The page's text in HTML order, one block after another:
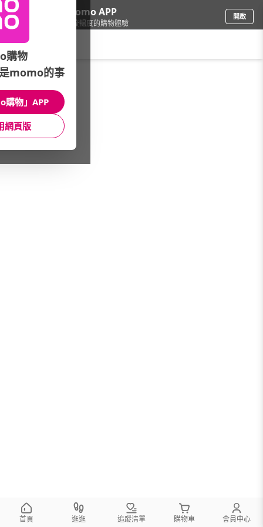
下載momo APP
給你3倍流暢度的購物體驗
開啟
車/汽車百貨/清潔品牌總覽
館長推薦 月銷量
首頁 逛逛 追蹤清單 購物車 會員中心
購物
momo的事
購物」APP
網頁版